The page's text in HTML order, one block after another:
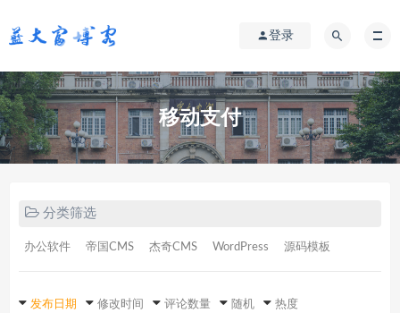
登录
移动支付
分类筛选
办公软件 帝国CMS 杰奇CMS WordPress 源码模板
发布日期 修改时间 评论数量 随机 热度